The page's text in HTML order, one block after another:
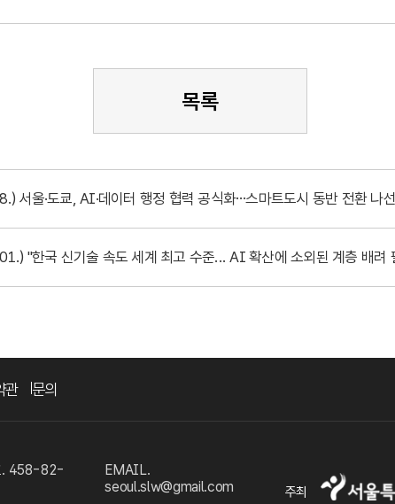
목록
서울·도쿄, AI·데이터 행정 협력 공식화…스마트도시 동반 전환 나
"한국 신기술 속도 세계 최고 수준... AI 확산에 소외된 계층 배려
관 문의
. 458-82-
EMAIL.
seoul.slw@gmail.com
주최